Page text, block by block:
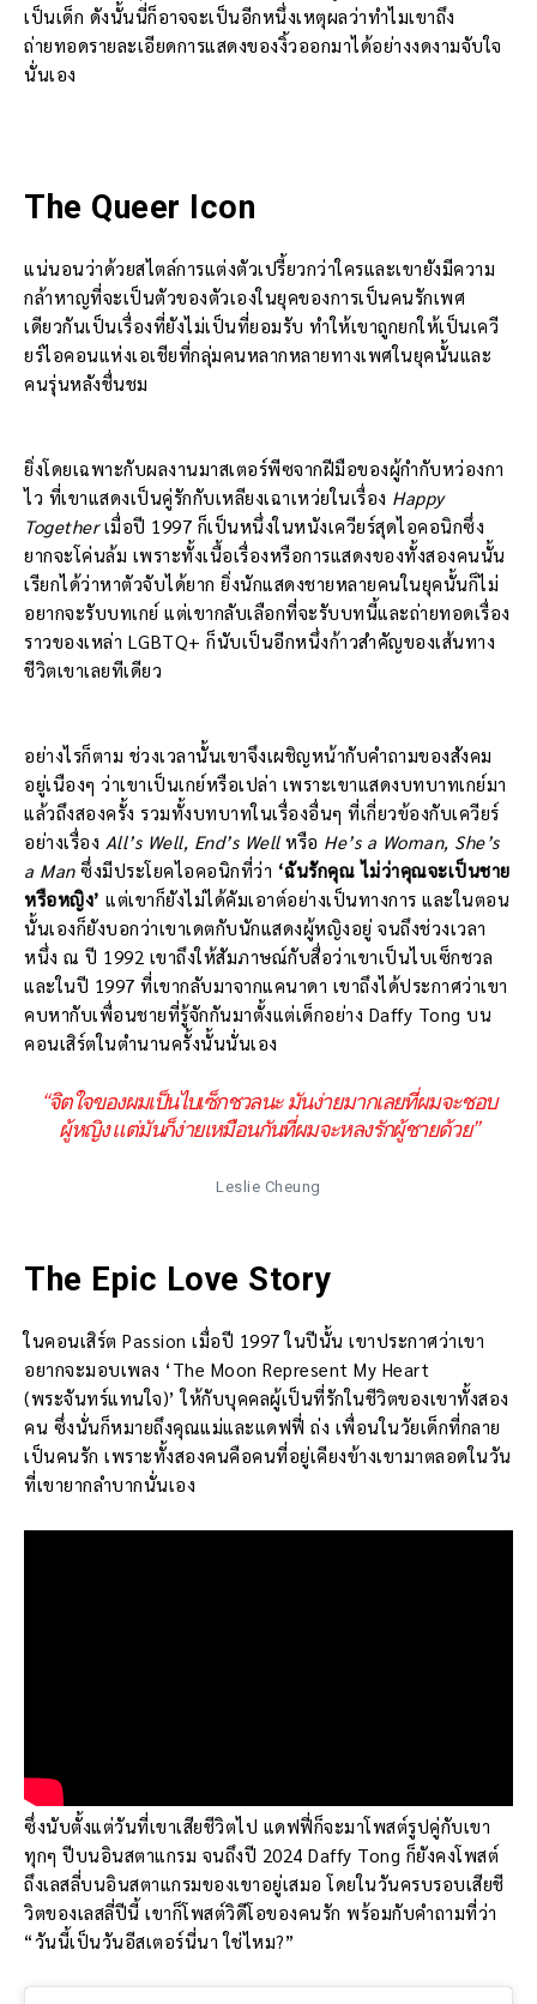
เป็นเด็ก ดังนั้นนี่ก็อาจจะเป็นอีกหนึ่งเหตุผลว่าทำไมเขาถึง
ถ่ายทอดรายละเอียดการแสดงของงิ้วออกมาได้อย่างงดงามจับใจ
นั่นเอง
The Queer Icon
แน่นอนว่าด้วยสไตล์การแต่งตัวเปรี้ยวกว่าใครและเขายังมีความ
กล้าหาญที่จะเป็นตัวของตัวเองในยุคของการเป็นคนรักเพศ
เดียวกันเป็นเรื่องที่ยังไม่เป็นที่ยอมรับ ทำให้เขาถูกยกให้เป็นเควี
ยร์ไอคอนแห่งเอเชียที่กลุ่มคนหลากหลายทางเพศในยุคนั้นและ
คนรุ่นหลังชื่นชม
ยิ่งโดยเฉพาะกับผลงานมาสเตอร์พีซจากฝีมือของผู้กำกับหว่องกา
ไว ที่เขาแสดงเป็นคู่รักกับเหลียงเฉาเหว่ยในเรื่อง Happy
Togetherเมื่อปี 1997 ก็เป็นหนึ่งในหนังเควียร์สุดไอคอนิกซึ่ง
ยากจะโค่นล้ม เพราะทั้งเนื้อเรื่องหรือการแสดงของทั้งสองคนนั้น
เรียกได้ว่าหาตัวจับได้ยาก ยิ่งนักแสดงชายหลายคนในยุคนั้นก็ไม่
อยากจะรับบทเกย์ แต่เขากลับเลือกที่จะรับบทนี้และถ่ายทอดเรื่อง
ราวของเหล่า LGBTQ+ ก็นับเป็นอีกหนึ่งก้าวสำคัญของเส้นทาง
ชีวิตเขาเลยทีเดียว
อย่างไรก็ตาม ช่วงเวลานั้นเขาจึงเผชิญหน้ากับคำถามของสังคม
อยู่เนืองๆ ว่าเขาเป็นเกย์หรือเปล่า เพราะเขาแสดงบทบาทเกย์มา
แล้วถึงสองครั้ง รวมทั้งบทบาทในเรื่องอื่นๆ ที่เกี่ยวข้องกับเควียร์
อย่างเรื่อง All’s Well, End’s Wellหรือ He’s a Woman, She’s
a Manซึ่งมีประโยคไอคอนิกที่ว่า ‘ฉันรักคุณ ไม่ว่าคุณจะเป็นชาย
หรือหญิง’ แต่เขาก็ยังไม่ได้คัมเอาต์อย่างเป็นทางการ และในตอน
นั้นเองก็ยังบอกว่าเขาเดตกับนักแสดงผู้หญิงอยู่ จนถึงช่วงเวลา
หนึ่ง ณ ปี 1992 เขาถึงให้สัมภาษณ์กับสื่อว่าเขาเป็นไบเซ็กชวล
และในปี 1997 ที่เขากลับมาจากแคนาดา เขาถึงได้ประกาศว่าเขา
คบหากับเพื่อนชายที่รู้จักกันมาตั้งแต่เด็กอย่าง Daffy Tong บน
คอนเสิร์ตในตำนานครั้งนั้นนั่นเอง
“จิตใจของผมเป็นไบเซ็กชวลนะ มันง่ายมากเลยที่ผมจะชอบ
ผู้หญิง แต่มันก็ง่ายเหมือนกันที่ผมจะหลงรักผู้ชายด้วย”
Leslie Cheung
The Epic Love Story
ในคอนเสิร์ต Passion เมื่อปี 1997 ในปีนั้น เขาประกาศว่าเขา
อยากจะมอบเพลง ‘The Moon Represent My Heart
(พระจันทร์แทนใจ)’ ให้กับบุคคลผู้เป็นที่รักในชีวิตของเขาทั้งสอง
คน ซึ่งนั่นก็หมายถึงคุณแม่และแดฟฟี่ ถ่ง เพื่อนในวัยเด็กที่กลาย
เป็นคนรัก เพราะทั้งสองคนคือคนที่อยู่เคียงข้างเขามาตลอดในวัน
ที่เขายากลำบากนั่นเอง
ซึ่งนับตั้งแต่วันที่เขาเสียชีวิตไป แดฟฟี่ก็จะมาโพสต์รูปคู่กับเขา
ทุกๆ ปีบนอินสตาแกรม จนถึงปี 2024 Daffy Tong ก็ยังคงโพสต์
ถึงเลสลี่บนอินสตาแกรมของเขาอยู่เสมอ โดยในวันครบรอบเสียชี
วิตของเลสลี่ปีนี้ เขาก็โพสต์วิดีโอของคนรัก พร้อมกับคำถามที่ว่า
“วันนี้เป็นวันอีสเตอร์นี่นา ใช่ไหม?”